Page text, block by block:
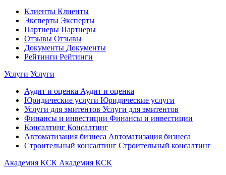
Клиенты Клиенты
Эксперты Эксперты
Партнеры Партнеры
Отзывы Отзывы
Документы Документы
Рейтинги Рейтинги
Услуги Услуги
Аудит и оценка Аудит и оценка
Юридические услуги Юридические услуги
Услуги для эмитентов Услуги для эмитентов
Финансы и инвестиции Финансы и инвестиции
Консалтинг Консалтинг
Автоматизация бизнеса Автоматизация бизнеса
Строительный консалтинг Строительный консалтинг
Академия КСК Академия КСК